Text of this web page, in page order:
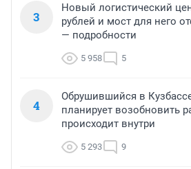
3
Новый логистический
рублей и мост для него
— подробности
5 958 5
4
Обрушившийся в
планирует возобновить
происходит внутри
5 293 9